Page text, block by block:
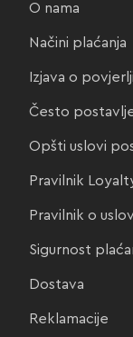
O nama
Načini plaćanja
Izjava o
Često
Opšti uslovi
Pravilnik
Pravilnik o
Sigurnost
Dostava
Reklamacije